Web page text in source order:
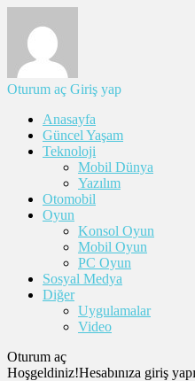
Oturum aç Giriş yap
Anasayfa
Güncel Yaşam
Teknoloji
Mobil Dünya
Yazılım
Otomobil
Oyun
Konsol Oyun
Mobil Oyun
PC Oyun
Sosyal Medya
Diğer
Uygulamalar
Video
Oturum aç
Hoşgeldiniz!Hesabınıza giriş